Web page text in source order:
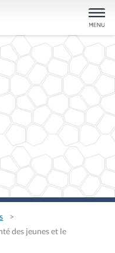
des jeunes et le